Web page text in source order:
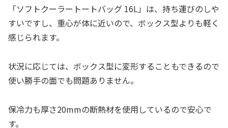
「ソフトクーラートートバッグ 16L」は、持ち運びのしや
すいですし、重心が体に近いので、ボックス型よりも軽く
感じられます。
状況に応じては、ボックス型に変形することもできるので
使い勝手の面でも問題ありません。
保冷力も厚さ20mmの断熱材を使用しているので安心で
す。